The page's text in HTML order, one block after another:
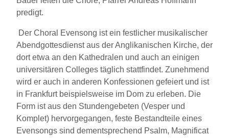
predigt.
Der Choral Evensong ist ein festlicher musikalischer
Abendgottesdienst aus der Anglikanischen Kirche, der
dort etwa an den Kathedralen und auch an einigen
universitären Colleges täglich stattfindet. Zunehmend
wird er auch in anderen Konfessionen gefeiert und ist
in Frankfurt beispielsweise im Dom zu erleben. Die
Form ist aus den Stundengebeten (Vesper und
Komplet) hervorgegangen, feste Bestandteile eines
Evensongs sind dementsprechend Psalm, Magnificat